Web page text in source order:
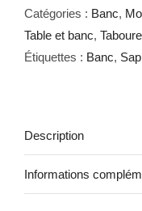
90
Catégories : Banc,
Table et banc,
Étiquettes : Banc,
Description
Informations